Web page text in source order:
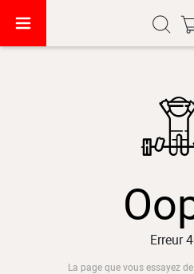
Erreur
La page que vous essayez